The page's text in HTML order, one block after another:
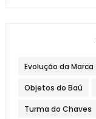
Evolução da Marca
Objetos do Baú
Turma do Chaves